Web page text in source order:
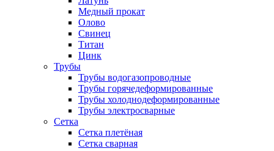
Медный прокат
Олово
Свинец
Титан
Цинк
Трубы
Трубы водогазопроводные
Трубы горячедеформированные
Трубы холоднодеформированные
Трубы электросварные
Сетка
Сетка плетёная
Сетка сварная